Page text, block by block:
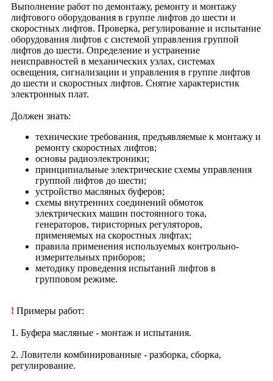
Выполнение работ по демонтажу, ремонту и монтажу
лифтового оборудования в группе лифтов до шести и
скоростных лифтов. Проверка, регулирование и испытание
оборудования лифтов с системой управления группой
лифтов до шести. Определение и устранение
неисправностей в механических узлах, системах
освещения, сигнализации и управления в группе лифтов
до шести и скоростных лифтов. Снятие характеристик
электронных плат.
Должен знать:
технические требования, предъявляемые к монтажу и
ремонту скоростных лифтов;
основы радиоэлектроники;
принципиальные электрические схемы управления
группой лифтов до шести;
устройство масляных буферов;
схемы внутренних соединений обмоток
электрических машин постоянного тока,
генераторов, тиристорных регуляторов,
применяемых на скоростных лифтах;
правила применения используемых контрольно-
измерительных приборов;
методику проведения испытаний лифтов в
групповом режиме.
! Примеры работ:
1. Буфера масляные - монтаж и испытания.
2. Ловители комбинированные - разборка, сборка,
регулирование.